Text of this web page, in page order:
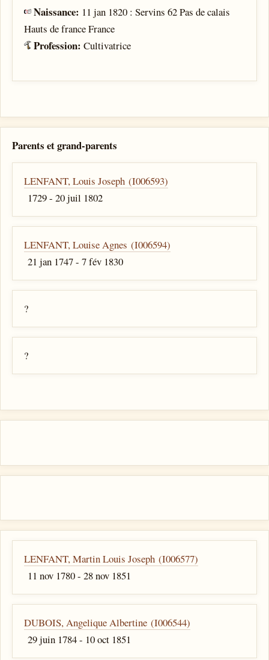
Naissance: 11 jan 1820 : Servins 62 Pas de calais
Hauts de france France
Profession:Cultivatrice
Parents et grand-parents
LENFANT, Louis Joseph (I006593)
1729 - 20 juil 1802
LENFANT, Louise Agnes (I006594)
21 jan 1747 - 7 fév 1830
?
?
LENFANT, Martin Louis Joseph (I006577)
11 nov 1780 - 28 nov 1851
DUBOIS, Angelique Albertine (I006544)
29 juin 1784 - 10 oct 1851